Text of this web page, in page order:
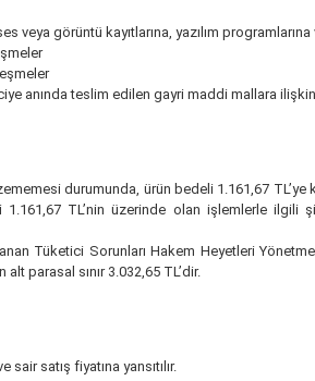
veya görüntü kayıtlarına, yazılım
anında teslim edilen gayri maddi mallara
durumunda, ürün bedeli 1.161,67
TL’nin üzerinde olan işlemlerle ilgili
Tüketici Sorunları Hakem Heyetleri
parasal sınır 3.032,65 TL’dir.
satış fiyatına yansıtılır.